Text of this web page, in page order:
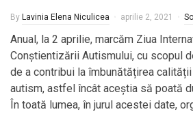
By Lavinia Elena Niculicea aprilie 2, 2021
Anual, la 2 aprilie, marcăm Ziua
Conștientizării Autismului, cu scopul
de a contribui la îmbunătățirea
autism, astfel încât aceștia să poată
În toată lumea, în jurul acestei date,